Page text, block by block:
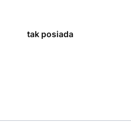
tak posiada